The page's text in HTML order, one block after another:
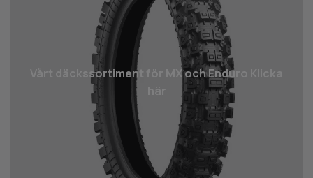
Vårt däcks­sortiment för MX och Enduro Klicka